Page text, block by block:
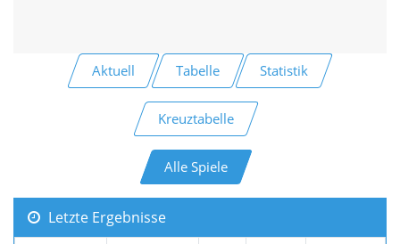
Aktuell Tabelle Statistik
Kreuztabelle
Alle Spiele
Letzte Ergebnisse